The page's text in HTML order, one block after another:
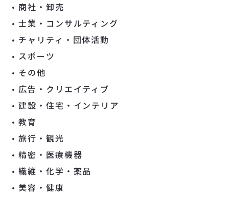
商社・卸売
士業・コンサルティング
チャリティ・団体活動
スポーツ
その他
広告・クリエイティブ
建設・住宅・インテリア
教育
旅行・観光
精密・医療機器
繊維・化学・薬品
美容・健康